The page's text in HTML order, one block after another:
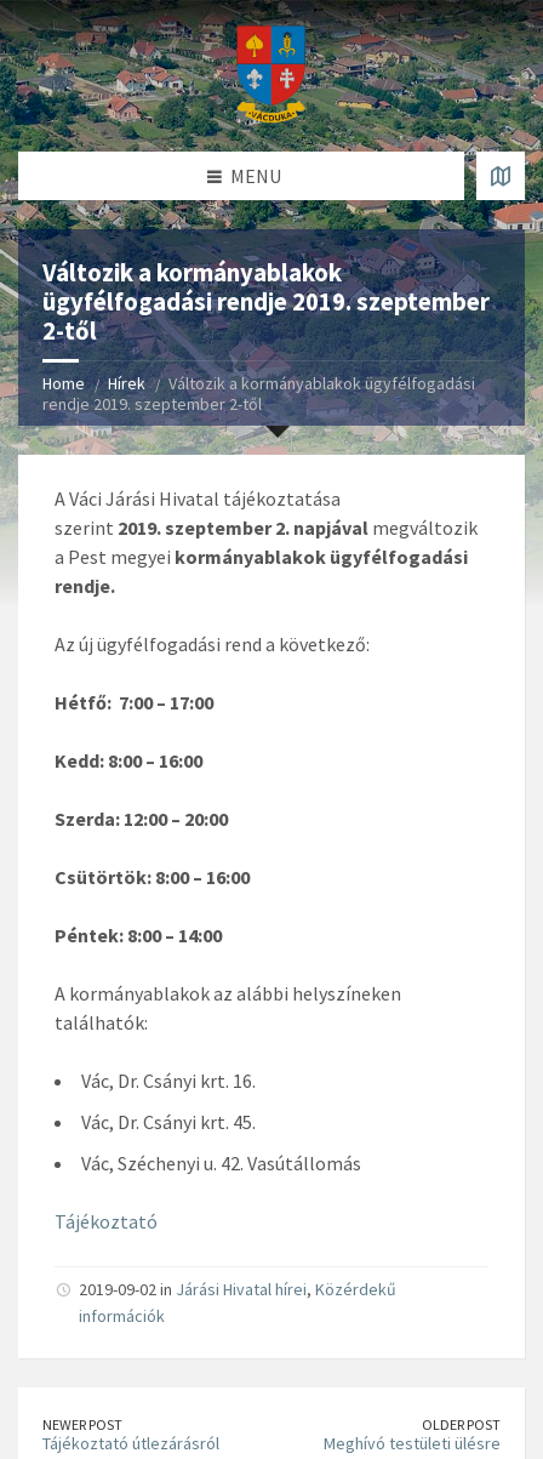
MENU
Változik a kormányablakok
ügyfélfogadási rendje 2019. szeptember
2-től
Home Hírek
Változik a kormányablakok ügyfélfogadási
rendje 2019. szeptember 2-től
A Váci Járási Hivatal tájékoztatása
szerint 2019. szeptember 2. napjával megváltozik
a Pest megyei kormányablakok ügyfélfogadási
rendje.
Az új ügyfélfogadási rend a következő:
Hétfő: 7:00 – 17:00
Kedd: 8:00 – 16:00
Szerda: 12:00 – 20:00
Csütörtök: 8:00 – 16:00
Péntek: 8:00 – 14:00
A kormányablakok az alábbi helyszíneken
találhatók:
Vác, Dr. Csányi krt. 16.
Vác, Dr. Csányi krt. 45.
Vác, Széchenyi u. 42. Vasútállomás
Tájékoztató
2019-09-02 in Járási Hivatal hírei, Közérdekű
információk
NEWER POST
Tájékoztató útlezárásról
OLDER POST
Meghívó testületi ülésre